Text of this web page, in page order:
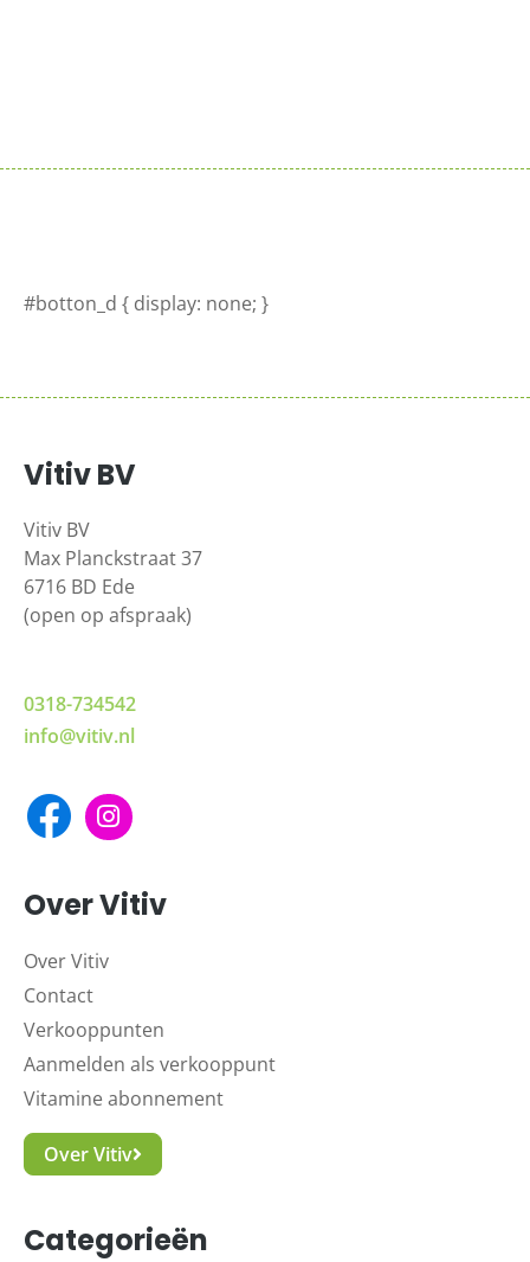
#botton_d { display: none; }
Vitiv BV
Vitiv BV
Max Planckstraat 37
6716 BD Ede
(open op afspraak)
0318-734542
info@vitiv.nl
Over Vitiv
Over Vitiv
Contact
Verkooppunten
Aanmelden als verkooppunt
Vitamine abonnement
Over Vitiv
Categorieën